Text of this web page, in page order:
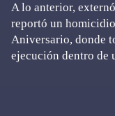
A lo anterior,
reportó un
Aniversario, donde
ejecución dentro de